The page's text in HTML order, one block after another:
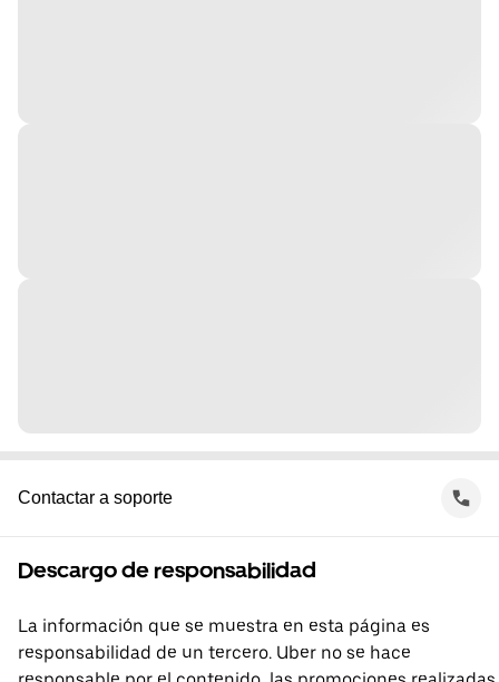
Contactar a soporte
Descargo de responsabilidad
La información que se muestra en esta página es
responsabilidad de un tercero. Uber no se hace